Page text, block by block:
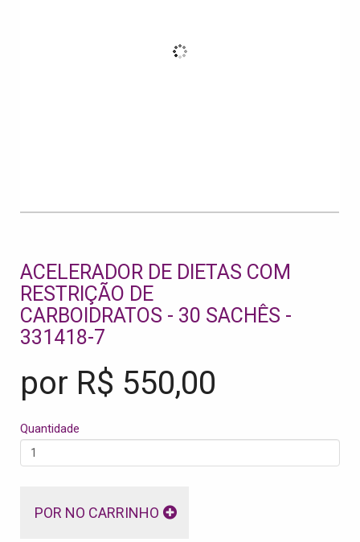
ACELERADOR DE DIETAS COM
RESTRIÇÃO DE
CARBOIDRATOS - 30 SACHÊS -
331418-7
por R$ 550,00
Quantidade
POR NO CARRINHO